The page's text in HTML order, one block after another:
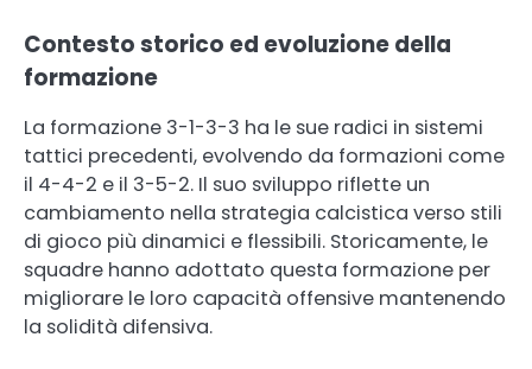
Contesto storico ed evoluzione della
formazione
La formazione 3-1-3-3 ha le sue radici in sistemi
tattici precedenti, evolvendo da formazioni come
il 4-4-2 e il 3-5-2. Il suo sviluppo riflette un
cambiamento nella strategia calcistica verso stili
di gioco più dinamici e flessibili. Storicamente, le
squadre hanno adottato questa formazione per
migliorare le loro capacità offensive mantenendo
la solidità difensiva.